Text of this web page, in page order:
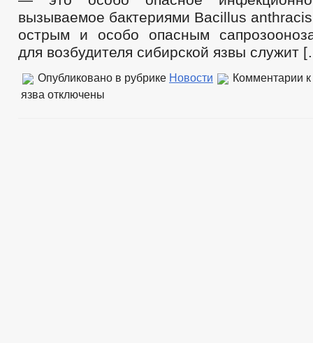
вызываемое бактериями Bacillus
острым и особо опасным
для возбудителя сибирской язвы служит
Опубликовано в рубрике Новости Комментарии
язва отключены